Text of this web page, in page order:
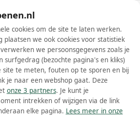
Wis filters Alle filters
instappers
cookies om de site te laten werken.
we ook cookies voor statistiek
we persoonsgegevens zoals je
surfgedrag (bezochte pagina's en kliks)
te meten, fouten op te sporen en bij
je naar een webshop gaat. Deze
onze 3 partners. Je kunt je
intrekken of wijzigen via de link
elke pagina. Lees meer in onze